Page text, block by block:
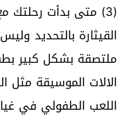
(3) متى بدأت رحلتك
القيثارة بالتحديد
ملتصقة بشكل كبير
الالات الموسيقة مثل
اللعب الطفولي في